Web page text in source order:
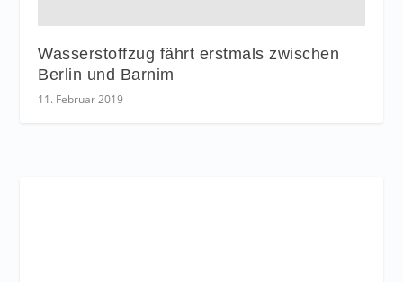
Wasserstoffzug fährt erstmals zwischen
Berlin und Barnim
11. Februar 2019